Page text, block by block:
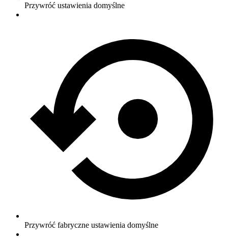
Przywróć ustawienia domyślne
Przywróć fabryczne ustawienia domyślne